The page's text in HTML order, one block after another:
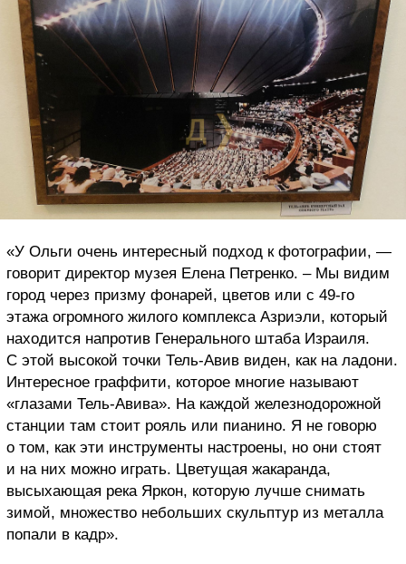
«У Ольги очень интересный подход к фотографии, —
говорит директор музея Елена Петренко. – Мы видим
город через призму фонарей, цветов или с 49-го
этажа огромного жилого комплекса Азриэли, который
находится напротив Генерального штаба Израиля.
С этой высокой точки Тель-Авив виден, как на ладони.
Интересное граффити, которое многие называют
«глазами Тель-Авива». На каждой железнодорожной
станции там стоит рояль или пианино. Я не говорю
о том, как эти инструменты настроены, но они стоят
и на них можно играть. Цветущая жакаранда,
высыхающая река Яркон, которую лучше снимать
зимой, множество небольших скульптур из металла
попали в кадр».